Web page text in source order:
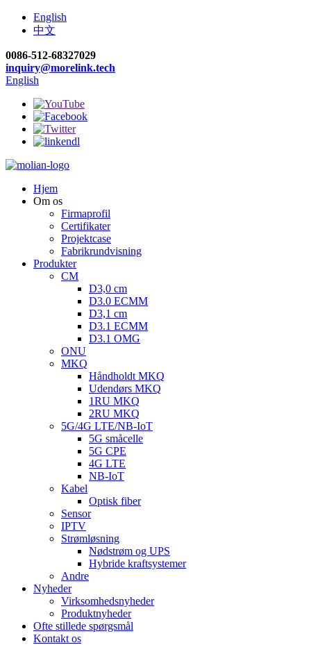
English
中文
0086-512-68327029
inquiry@morelink.tech
English
Hjem
Om os
Firmaprofil
Certifikater
Projektcase
Fabrikrundvisning
Produkter
CM
D3,0 cm
D3.0 ECMM
D3,1 cm
D3.1 ECMM
D3.1 OMG
ONU
MKQ
Håndholdt MKQ
Udendørs MKQ
1RU MKQ
2RU MKQ
5G/4G LTE/NB-IoT
5G småcelle
5G CPE
4G LTE
NB-IoT
Kabel
Optisk fiber
Sensor
IPTV
Strømløsning
Nødstrøm og UPS
Hybride kraftsystemer
Andre
Nyheder
Virksomhedsnyheder
Produktnyheder
Ofte stillede spørgsmål
Kontakt os